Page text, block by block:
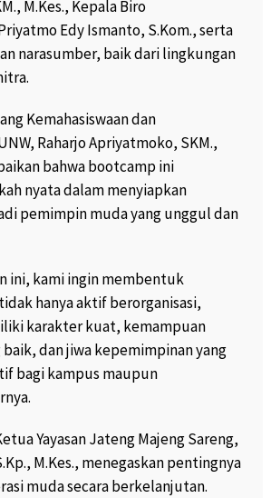
M.Kes., Kepala Biro
Edy Ismanto, S.Kom., serta
narasumber, baik dari lingkungan
Kemahasiswaan dan
Raharjo Apriyatmoko, SKM.,
bahwa bootcamp ini
nyata dalam menyiapkan
pemimpin muda yang unggul dan
ini, kami ingin membentuk
hanya aktif berorganisasi,
karakter kuat, kemampuan
dan jiwa kepemimpinan yang
bagi kampus maupun
Yayasan Jateng Majeng Sareng,
M.Kes., menegaskan pentingnya
muda secara berkelanjutan.